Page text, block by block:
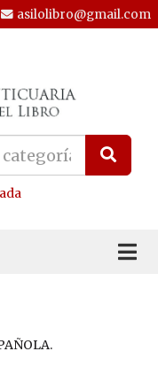
asilolibro@gmail.com